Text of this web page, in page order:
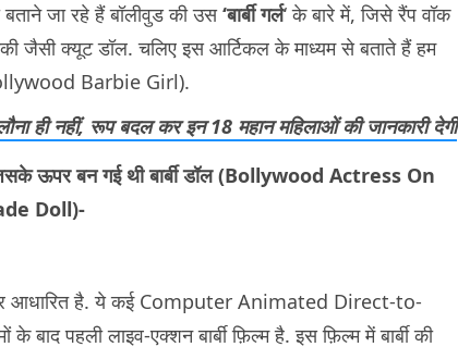
जा रहे हैं बॉलीवुड की उस‘बार्बी गर्ल‘ के बारे में, जिसे रैंप वॉक
जैसी क्यूट डॉल. चलिए इस आर्टिकल के माध्यम से बताते हैं हम
Barbie Girl).
ही नहीं, रूप बदल कर इन 18 महान महिलाओं की जानकारी देगी
ऊपर बन गई थी बार्बी डॉल (Bollywood Actress On
Doll)-
पर आधारित है. ये कई Computer Animated Direct-to-
बाद पहली लाइव-एक्शन बार्बी फ़िल्म है. इस फ़िल्म में बार्बी की